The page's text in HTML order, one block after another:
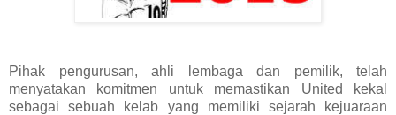
Pihak pengurusan, ahli lembaga dan pemilik, telah
menyatakan komitmen untuk memastikan United kekal
sebagai sebuah kelab yang memiliki sejarah kejuaraan